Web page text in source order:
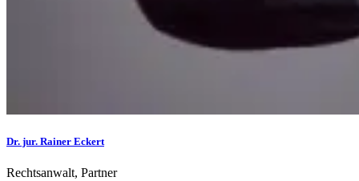
Dr. jur. Rainer Eckert
Rechtsanwalt, Partner